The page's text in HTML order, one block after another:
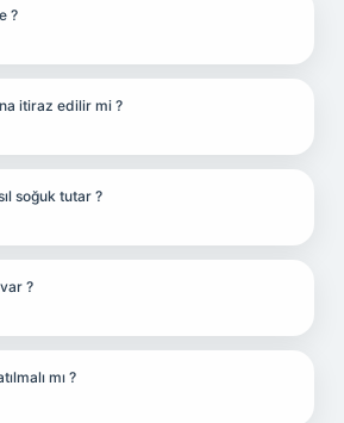
?
itiraz edilir mi ?
soğuk tutar ?
?
mı ?